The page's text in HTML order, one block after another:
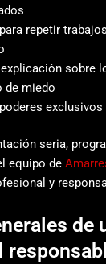
repetir
explicación sobre
de miedo
seria,
equipo de
y
de